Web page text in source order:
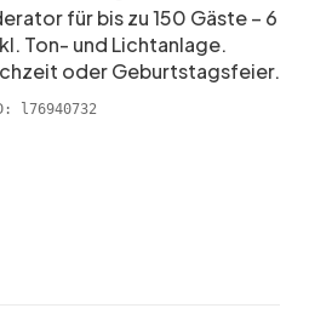
für bis zu 150 Gäste – 6
Ton- und Lichtanlage.
oder Geburtstagsfeier.
l76940732